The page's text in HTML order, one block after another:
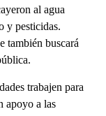
al agua
y pesticidas.
también buscará
trabajen para
apoyo a las